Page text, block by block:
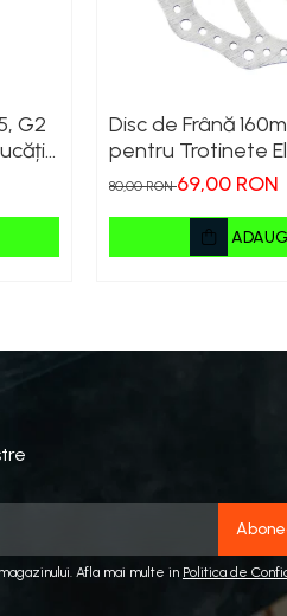
G2
Disc de Frână
pentru Trotinete
G4 (Model 2025) și
80,00 RON69,00 RON
Afla mai multe in Politica de